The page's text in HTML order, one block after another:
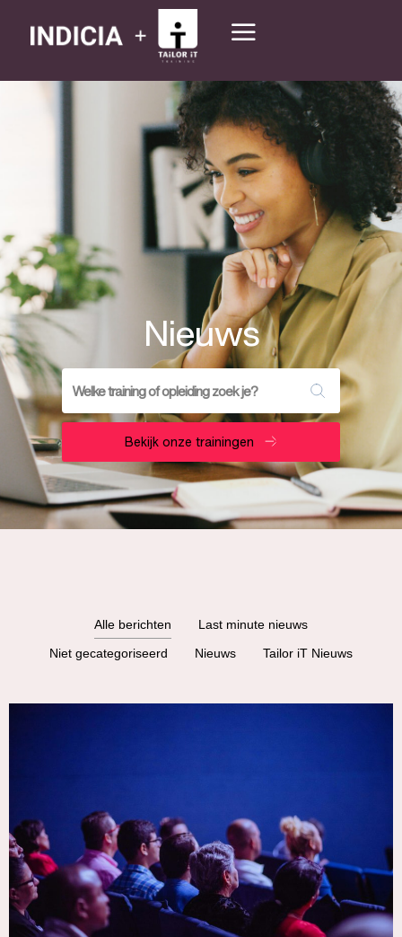
Nieuws
Bekijk onze trainingen
Alle berichten
Last minute nieuws
Niet gecategoriseerd
Nieuws Tailor iT Nieuws